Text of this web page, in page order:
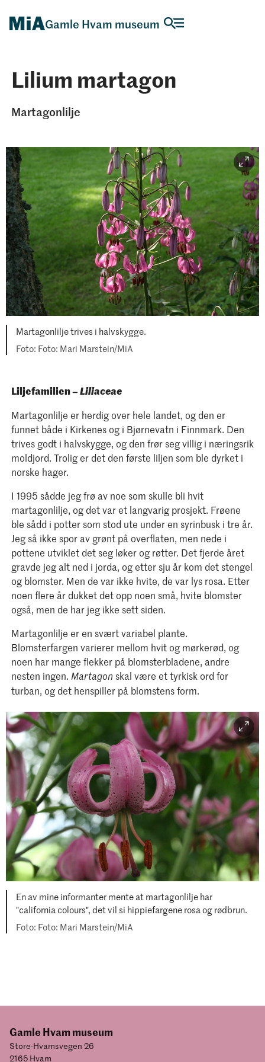
Gamle Hvam museum
Lilium martagon
Martagonlilje
Martagonlilje trives i halvskygge.
Foto: Mari Marstein/MiA
Liljefamilien –Liliaceae
Martagonlilje er herdig over hele landet, og den er
funnet både i Kirkenes og i Bjørnevatn i Finnmark. Den
trives godt i halvskygge, og den frør seg villig i næringsrik
moldjord. Trolig er det den første liljen som ble dyrket i
norske hager.
I 1995 sådde jeg frø av noe som skulle bli hvit
martagonlilje, og det var et langvarig prosjekt. Frøene
ble sådd i potter som stod ute under en syrinbusk i tre år.
Jeg så ikke spor av grønt på overflaten, men nede i
pottene utviklet det seg løker og røtter. Det fjerde året
gravde jeg alt ned i jorda, og etter sju år kom det stengel
og blomster. Men de var ikke hvite, de var lys rosa. Etter
noen flere år dukket det opp noen små, hvite blomster
også, men de har jeg ikke sett siden.
Martagonlilje er en svært variabel plante.
Blomsterfargen varierer mellom hvit og mørkerød, og
noen har mange flekker på blomsterbladene, andre
nesten ingen. Martagon skal være et tyrkisk ord for
turban, og det henspiller på blomstens form.
En av mine informanter mente at martagonlilje har
"california colours", det vil si hippiefargene rosa og rødbrun.
Foto: Mari Marstein/MiA
Gamle Hvam museum
Store-Hvamsvegen 26
2165 Hvam